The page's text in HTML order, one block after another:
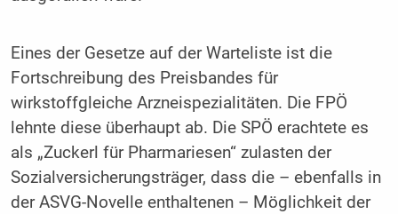
Eines der Gesetze auf der Warteliste ist die
Fortschreibung des Preisbandes für
wirkstoffgleiche Arzneispezialitäten. Die FPÖ
lehnte diese überhaupt ab. Die SPÖ erachtete es
als „Zuckerl für Pharmariesen“ zulasten der
Sozialversicherungsträger, dass die – ebenfalls in
der ASVG-Novelle enthaltenen – Möglichkeit der